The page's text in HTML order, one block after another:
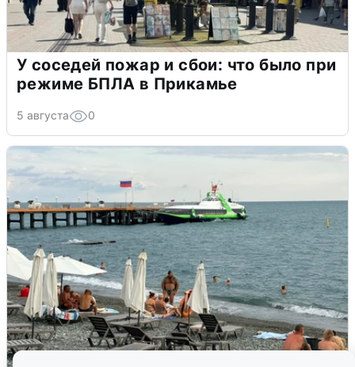
У соседей пожар и сбои: что было при
режиме БПЛА в Прикамье
5 августа 0